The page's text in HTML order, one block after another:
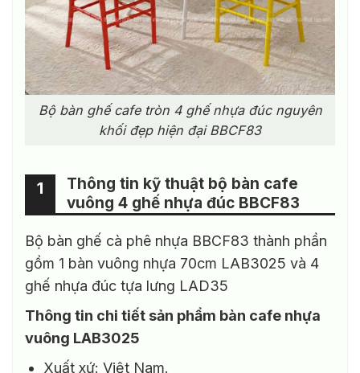
Bộ bàn ghế cafe tròn 4 ghế nhựa đúc nguyên
khối đẹp hiện đại BBCF83
Thông tin kỹ thuật bộ bàn cafe
vuông 4 ghế nhựa đúc BBCF83
1
Bộ bàn ghế cà phê nhựa BBCF83 thành phần
gồm 1 bàn vuông nhựa 70cm LAB3025 và 4
ghế nhựa đúc tựa lưng LAD35
Thông tin chi tiết sản phẩm bàn cafe nhựa
vuông LAB3025
Xuất xứ: Việt Nam.